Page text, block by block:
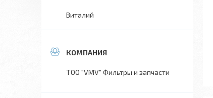
Виталий
ТОО "VMV" Фильтры и запчасти